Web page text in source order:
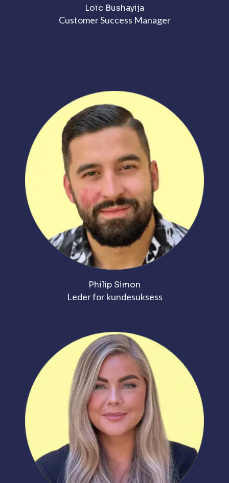
Loïc Bushayija
Customer Success Manager
Philip Simon
Leder for kundesuksess